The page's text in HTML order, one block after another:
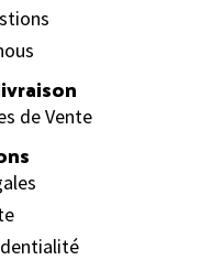
de Vente